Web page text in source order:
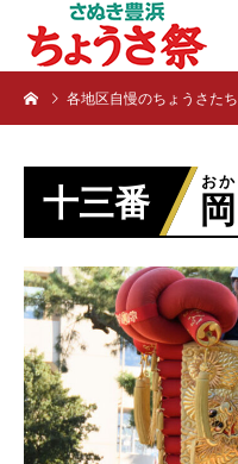
各地区自慢のちょうさたち
十三番 岡
おか